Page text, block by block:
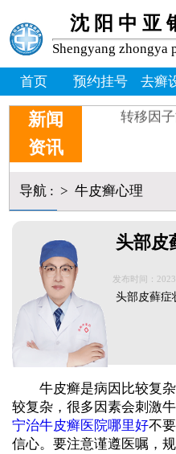
沈阳中亚
Shengyang zhongya
首页 预约挂号 去癣
新闻
资讯
牛皮皮
沈阳银
皮癣图
癣是为
沈阳公
转移因
导航: > 牛皮癣心理
头部皮
发布时间：
头部皮藓症
牛皮癣是病因比较复杂
较复杂，很多因素会刺激
宁治牛皮癣医院哪里好不
信心。要注意谨遵医嘱，规